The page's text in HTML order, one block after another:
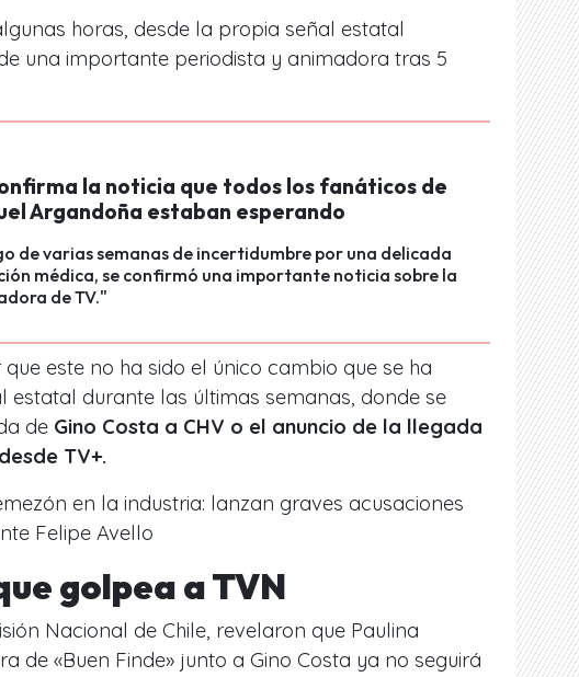
horas, desde la propia señal estatal
una importante periodista y animadora tras 5
la noticia que todos los fanáticos de
Argandoña estaban esperando
de varias semanas de incertidumbre por una delicada
médica, se confirmó una importante noticia sobre la
de TV."
este no ha sido el único cambio que se ha
estatal durante las últimas semanas, donde se
de Gino Costa a CHV o el anuncio de la llegada
TV+.
en la industria: lanzan graves acusaciones
Felipe Avello
golpea a TVN
Nacional de Chile, revelaron que Paulina
de «Buen Finde» junto a Gino Costa ya no seguirá